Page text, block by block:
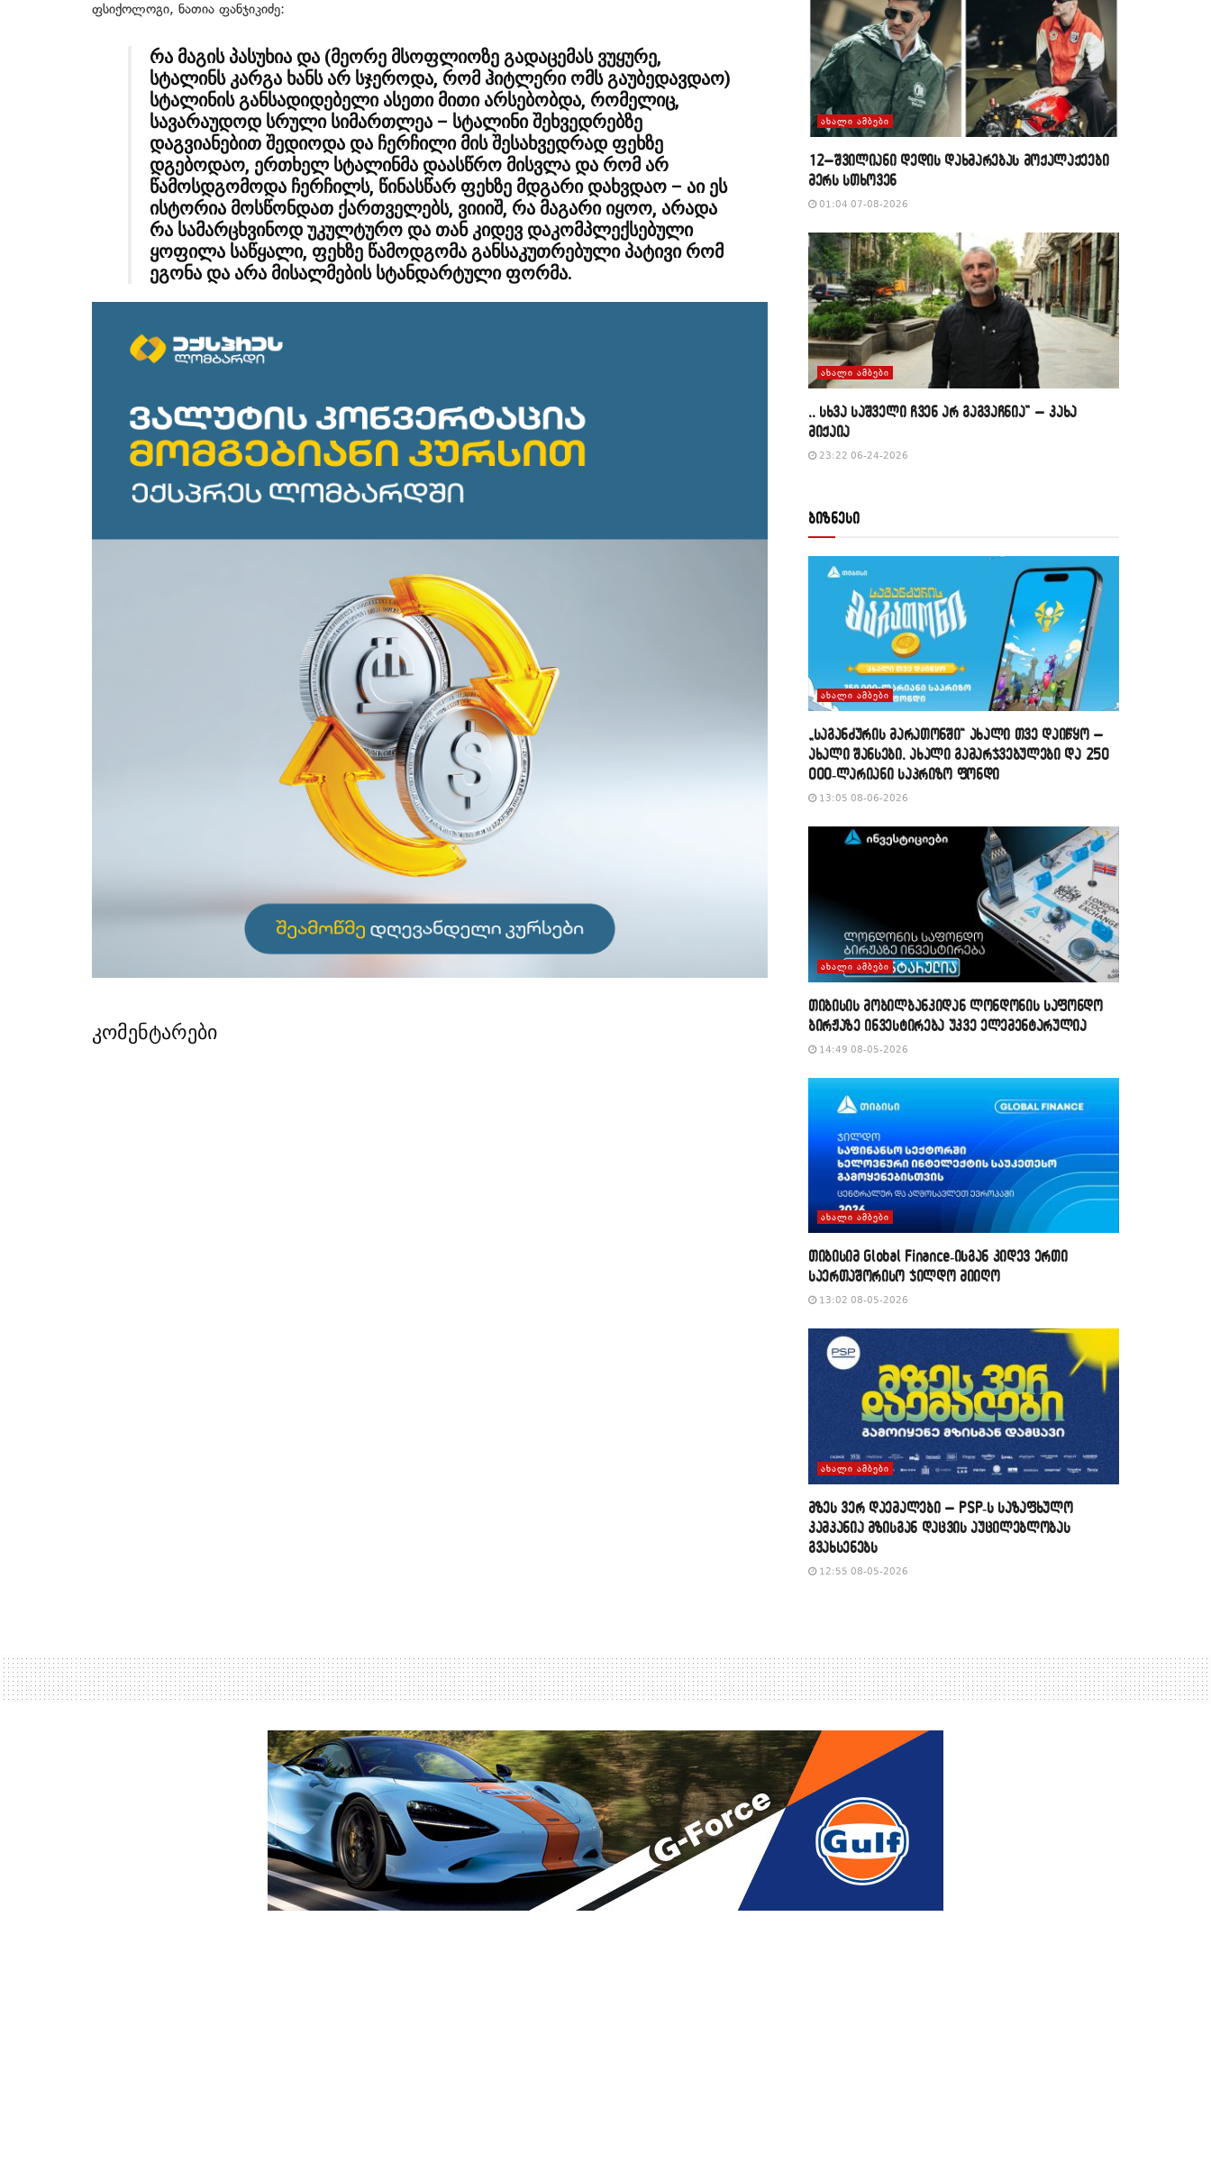
ფსიქოლოგი, ნათია ფანჯიკიძე:
რა მაგის პასუხია და (მეორე მსოფლიოზე გადაცემას ვუყურე,
სტალინს კარგა ხანს არ სჯეროდა, რომ ჰიტლერი ომს გაუბედავდაო)
სტალინის განსადიდებელი ასეთი მითი არსებობდა, რომელიც,
სავარაუდოდ სრული სიმართლეა – სტალინი შეხვედრებზე
დაგვიანებით შედიოდა და ჩერჩილი მის შესახვედრად ფეხზე
დგებოდაო, ერთხელ სტალინმა დაასწრო მისვლა და რომ არ
წამოსდგომოდა ჩერჩილს, წინასწარ ფეხზე მდგარი დახვდაო – აი ეს
ისტორია მოსწონდათ ქართველებს, ვიიიშ, რა მაგარი იყოო, არადა
რა სამარცხვინოდ უკულტურო და თან კიდევ დაკომპლექსებული
ყოფილა საწყალი, ფეხზე წამოდგომა განსაკუთრებული პატივი რომ
ეგონა და არა მისალმების სტანდარტული ფორმა.
კომენტარები
ᲐᲮᲐᲚᲘ ᲐᲛᲑᲔᲑᲘ
12–შვილიანი დედის დახმარებას მოქალაქეები
მერს სთხოვენ
01:04 07-08-2026
ᲐᲮᲐᲚᲘ ᲐᲛᲑᲔᲑᲘ
,, სხვა საშველი ჩვენ არ გაგვაჩნია” – კახა
მიქაია
23:22 06-24-2026
ბიზნესი
ᲐᲮᲐᲚᲘ ᲐᲛᲑᲔᲑᲘ
„საგანძურის მარათონში“ ახალი თვე დაიწყო –
ახალი შანსები, ახალი გამარჯვებულები და 250
000-ლარიანი საპრიზო ფონდი
13:05 08-06-2026
ᲐᲮᲐᲚᲘ ᲐᲛᲑᲔᲑᲘ
თიბისის მობილბანკიდან ლონდონის საფონდო
ბირჟაზე ინვესტირება უკვე ელემენტარულია
14:49 08-05-2026
ᲐᲮᲐᲚᲘ ᲐᲛᲑᲔᲑᲘ
თიბისიმ Global Finance-ისგან კიდევ ერთი
საერთაშორისო ჯილდო მიიღო
13:02 08-05-2026
ᲐᲮᲐᲚᲘ ᲐᲛᲑᲔᲑᲘ
მზეს ვერ დაემალები – PSP-ს საზაფხულო
კამპანია მზისგან დაცვის აუცილებლობას
გვახსენებს
12:55 08-05-2026